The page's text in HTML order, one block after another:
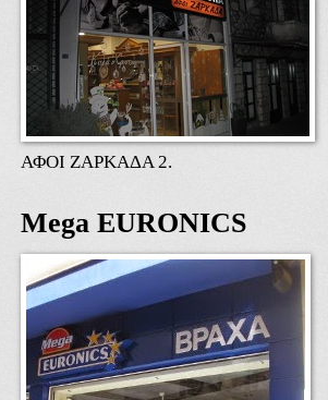
ΑΦΟΙ ΖΑΡΚΑΔΑ 2.
Mega EURONICS